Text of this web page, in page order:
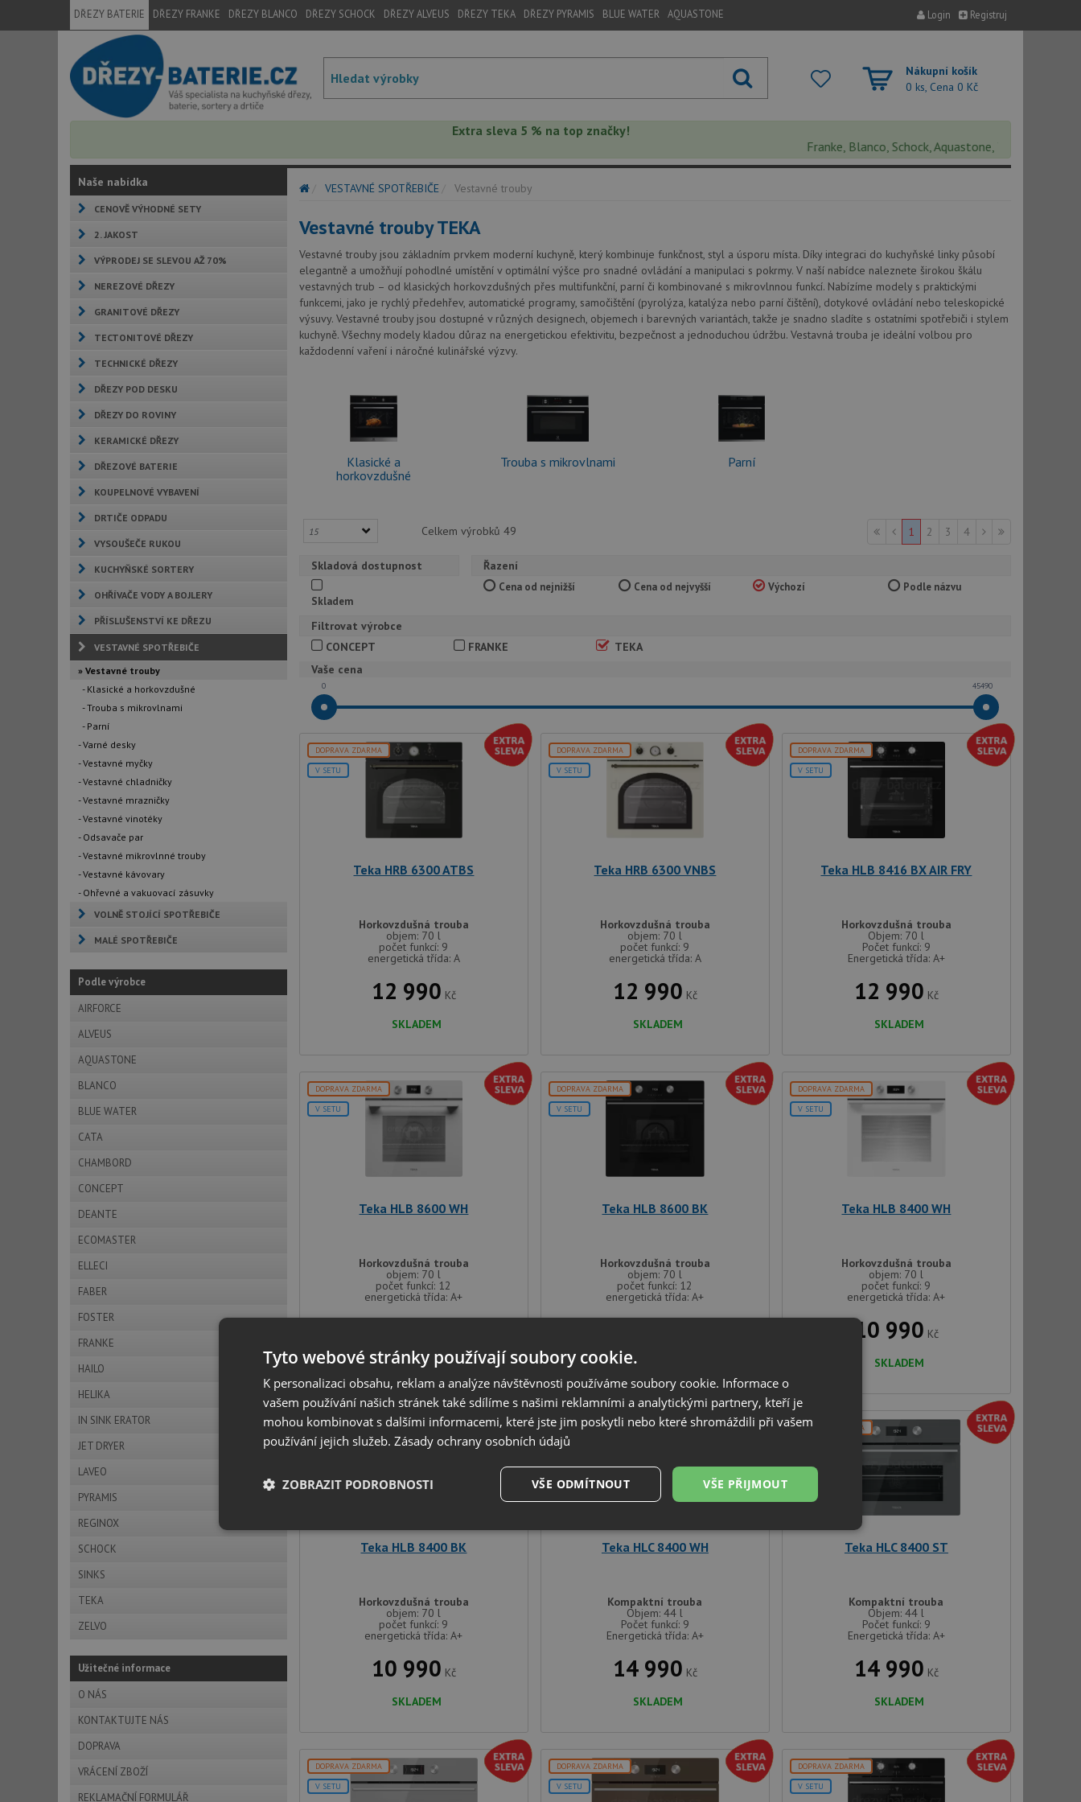
DŘEZY BATERIE DŘEZY FRANKE DŘEZY BLANCO DŘEZY SCHOCK DŘEZY ALVEUS DŘEZY TEKA DŘEZY PYRAMIS BLUE WATER AQUASTONE Login Registruj
Nákupní košík
0 ks, Cena 0 Kč
Extra sleva 5 % na top značky!
Franke, Blanco, Schock, Aquastone, Teka, Helika,
Naše nabídka
CENOVĚ VÝHODNÉ SETY
2. JAKOST
VÝPRODEJ SE SLEVOU AŽ 70%
NEREZOVÉ DŘEZY
GRANITOVÉ DŘEZY
TECTONITOVÉ DŘEZY
TECHNICKÉ DŘEZY
DŘEZY POD DESKU
DŘEZY DO ROVINY
KERAMICKÉ DŘEZY
DŘEZOVÉ BATERIE
KOUPELNOVÉ VYBAVENÍ
DRTIČE ODPADU
VYSOUŠEČE RUKOU
KUCHYŇSKÉ SORTERY
OHŘÍVAČE VODY A BOJLERY
PŘÍSLUŠENSTVÍ KE DŘEZU
VESTAVNÉ SPOTŘEBIČE
» Vestavné trouby
- Klasické a horkovzdušné
- Trouba s mikrovlnami
- Parní
- Varné desky
- Vestavné myčky
- Vestavné chladničky
- Vestavné mrazničky
- Vestavné vinotéky
- Odsavače par
- Vestavné mikrovlnné trouby
- Vestavné kávovary
- Ohřevné a vakuovací zásuvky
VOLNĚ STOJÍCÍ SPOTŘEBIČE
MALÉ SPOTŘEBIČE
Podle výrobce
AIRFORCE
ALVEUS
AQUASTONE
BLANCO
BLUE WATER
CATA
CHAMBORD
CONCEPT
DEANTE
ECOMASTER
ELLECI
FABER
FOSTER
FRANKE
HAILO
HELIKA
IN SINK ERATOR
JET DRYER
LAVEO
PYRAMIS
REGINOX
SCHOCK
SINKS
TEKA
ZELVO
Užitečné informace
O NÁS
KONTAKTUJTE NÁS
DOPRAVA
VRÁCENÍ ZBOŽÍ
REKLAMAČNÍ FORMULÁŘ
VESTAVNÉ SPOTŘEBIČE Vestavné trouby
Vestavné trouby TEKA
Vestavné trouby jsou základním prvkem moderní kuchyně, který kombinuje funkčnost, styl a úsporu místa. Díky integraci do kuchyňské linky působí
elegantně a umožňují pohodlné umístění v optimální výšce pro snadné ovládání a manipulaci s pokrmy. V naší nabídce naleznete širokou škálu
vestavných trub – od klasických horkovzdušných přes multifunkční, parní či kombinované s mikrovlnnou funkcí. Nabízíme modely s praktickými
funkcemi, jako je rychlý předehřev, automatické programy, samočištění (pyrolýza, katalýza nebo parní čištění), dotykové ovládání nebo teleskopické
výsuvy. Vestavné trouby jsou dostupné v různých designech, objemech i barevných variantách, takže je snadno sladíte s ostatními spotřebiči i stylem
kuchyně. Všechny modely kladou důraz na energetickou efektivitu, bezpečnost a jednoduchou údržbu. Vestavná trouba je ideální volbou pro
každodenní vaření i náročné kulinářské výzvy.
Klasické a
horkovzdušné
Trouba s mikrovlnami Parní
Celkem výrobků49 1 2 3 4
Skladová dostupnost
Skladem
Řazení
Cena od nejnižší Cena od nejvyšší Výchozí Podle názvu
Filtrovat výrobce
CONCEPT
FRANKE
TEKA
Vaše cena
0 45490
DOPRAVA ZDARMA
V SETU
Teka HRB 6300 ATBS
Horkovzdušná trouba
objem: 70 l
počet funkcí: 9
energetická třída: A
12 990 Kč
SKLADEM
DOPRAVA ZDARMA
V SETU
Teka HRB 6300 VNBS
Horkovzdušná trouba
objem: 70 l
počet funkcí: 9
energetická třída: A
12 990 Kč
SKLADEM
DOPRAVA ZDARMA
V SETU
Teka HLB 8416 BX AIR FRY
Horkovzdušná trouba
Objem: 70 l
Počet funkcí: 9
Energetická třída: A+
12 990 Kč
SKLADEM
DOPRAVA ZDARMA
V SETU
Teka HLB 8600 WH
Horkovzdušná trouba
objem: 70 l
počet funkcí: 12
energetická třída: A+
SKLADEM
DOPRAVA ZDARMA
V SETU
Teka HLB 8600 BK
Horkovzdušná trouba
objem: 70 l
počet funkcí: 12
energetická třída: A+
SKLADEM
DOPRAVA ZDARMA
V SETU
Teka HLB 8400 WH
Horkovzdušná trouba
objem: 70 l
počet funkcí: 9
energetická třída: A+
10 990 Kč
SKLADEM
DOPRAVA ZDARMA
V SETU
Teka HLB 8400 BK
Horkovzdušná trouba
objem: 70 l
počet funkcí: 9
energetická třída: A+
10 990 Kč
SKLADEM
DOPRAVA ZDARMA
V SETU
Teka HLC 8400 WH
Kompaktní trouba
Objem: 44 l
Počet funkcí: 9
Energetická třída: A+
14 990 Kč
SKLADEM
DOPRAVA ZDARMA
Teka HLC 8400 ST
Kompaktní trouba
Objem: 44 l
Počet funkcí: 9
Energetická třída: A+
14 990 Kč
SKLADEM
DOPRAVA ZDARMA
V SETU
DOPRAVA ZDARMA
V SETU
DOPRAVA ZDARMA
V SETU
Tyto webové stránky používají soubory cookie.
K personalizaci obsahu, reklam a analýze návštěvnosti používáme soubory cookie. Informace o
vašem používání našich stránek také sdílíme s našimi reklamními a analytickými partnery, kteří je
mohou kombinovat s dalšími informacemi, které jste jim poskytli nebo které shromáždili při vašem
používání jejich služeb. Zásady ochrany osobních údajů
VŠE PŘIJMOUT
VŠE ODMÍTNOUT
ZOBRAZIT PODROBNOSTI
Nezbytně nutné
Výkonové
soubory
Soubory cílení Funkční soubory
Nezařazené
Nezbytně nutné soubory Výkonové soubory Funkční soubory
stránky nelze bez nezbytně nutných souborů cookie správně používat.
.drezy-baterie.cz
4 týdny 2
dny
Tento cookie se používá k jedinečné identifikaci zařízení, která
mají přístup k webové stránce, aby sledovala používání a zlepšila
uživatelskou zkušenost.